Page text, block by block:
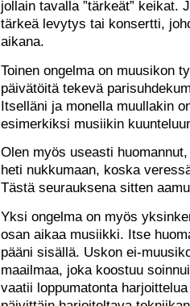
jollain tavalla ”tärkeät” keikat.
tärkeä levytys tai konsertti,
aikana.
Toinen ongelma on muusikon
päivätöitä tekevä
Itselläni ja monella muullakin
esimerkiksi musiikin
Olen myös useasti
heti nukkumaan, koska
Tästä seurauksena sitten
Yksi ongelma on myös
osan aikaa musiikki. Itse
pääni sisällä. Uskon ei-
maailmaa, joka koostuu
vaatii loppumatonta